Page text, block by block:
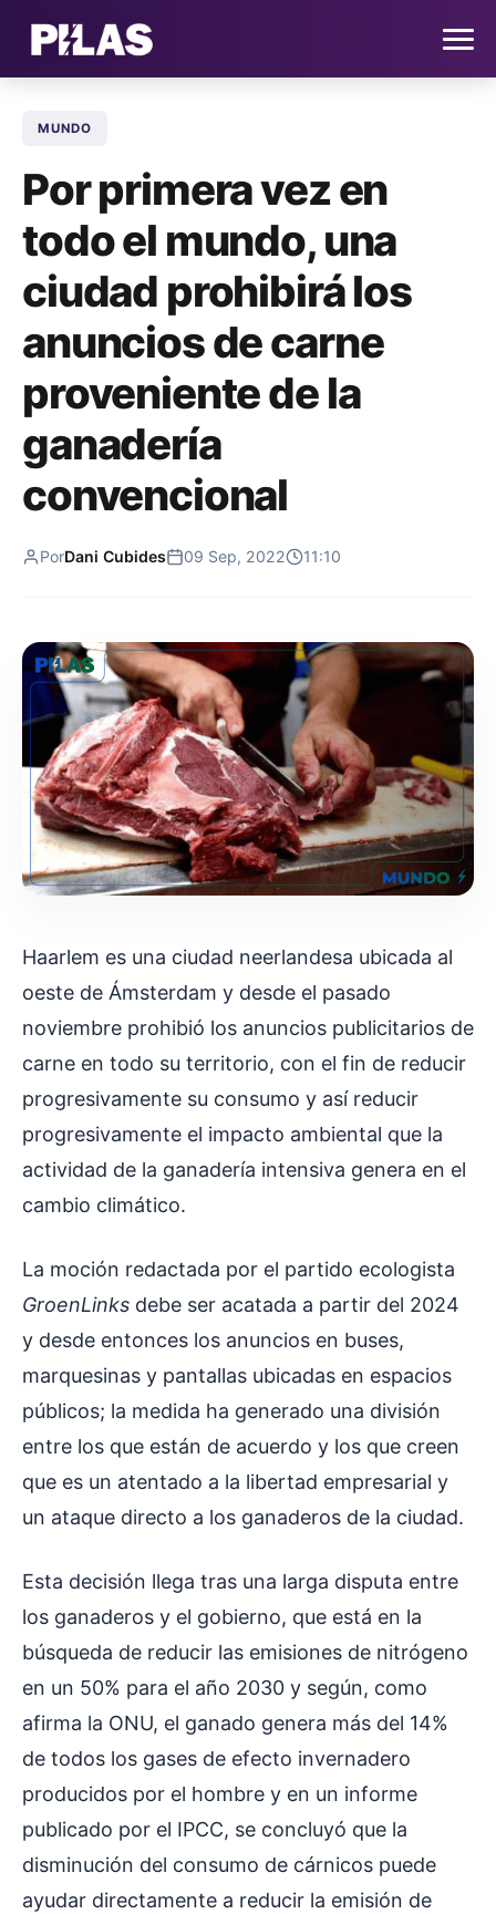
NOTICIAS
QUIÉNES SOMOS
CONTACTO
SUSCRÍBETE
MUNDO
Por primera vez en
todo el mundo, una
ciudad prohibirá los
anuncios de carne
proveniente de la
ganadería
convencional
PorDani Cubides 09 Sep, 2022 11:10
Haarlem es una ciudad neerlandesa ubicada al
oeste de Ámsterdam y desde el pasado
noviembre prohibió los anuncios publicitarios de
carne en todo su territorio, con el fin de reducir
progresivamente su consumo y así reducir
progresivamente el impacto ambiental que la
actividad de la ganadería intensiva genera en el
cambio climático.
La moción redactada por el partido ecologista
GroenLinks debe ser acatada a partir del 2024
y desde entonces los anuncios en buses,
marquesinas y pantallas ubicadas en espacios
públicos; la medida ha generado una división
entre los que están de acuerdo y los que creen
que es un atentado a la libertad empresarial y
un ataque directo a los ganaderos de la ciudad.
Esta decisión llega tras una larga disputa entre
los ganaderos y el gobierno, que está en la
búsqueda de reducir las emisiones de nitrógeno
en un 50% para el año 2030 y según, como
afirma la ONU, el ganado genera más del 14%
de todos los gases de efecto invernadero
producidos por el hombre y en un informe
publicado por el IPCC, se concluyó que la
disminución del consumo de cárnicos puede
ayudar directamente a reducir la emisión de